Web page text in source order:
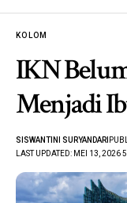
KOLOM
IKN
Menjadi
LAST UPDATED: MEI 13, 2026
SISWANTINI SURYANDARI